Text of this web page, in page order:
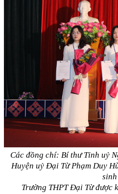
Các đồng chí: Bí thư Tỉnh uỷ
Huyện uỷ Đại Từ Phạm Duy
sinh
Trường THPT Đại Từ được